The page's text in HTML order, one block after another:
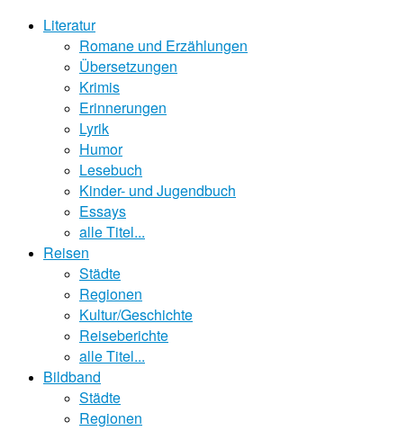
Literatur
Romane und Erzählungen
Übersetzungen
Krimis
Erinnerungen
Lyrik
Humor
Lesebuch
Kinder- und Jugendbuch
Essays
alle Titel...
Reisen
Städte
Regionen
Kultur/Geschichte
Reiseberichte
alle Titel...
Bildband
Städte
Regionen